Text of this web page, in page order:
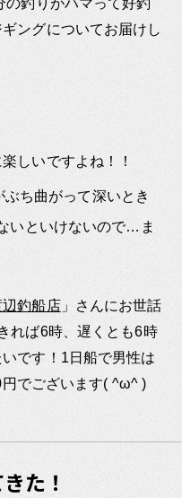
ングについてお届けし
しいですよね！！
ぶち曲がって深いとき
いといけないので…ま
辺釣船店」さんにお世話
れば6時、遅くとも6時
です！1日船で男性は
でございます( ^ω^ )
た！